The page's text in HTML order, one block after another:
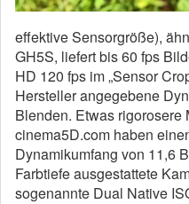
effektive Sensorgröße),
GH5S, liefert bis 60 fps
HD 120 fps im „Sensor
Hersteller angegebene
Blenden. Etwas
cinema5D.com haben
Dynamikumfang von 11,6
Farbtiefe ausgestattete
sogenannte Dual Native